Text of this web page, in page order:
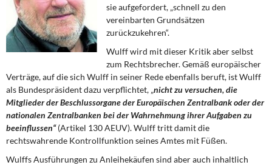
Eurokrise und Griechenland
DIE LINKE
Memo-Gruppe
Institut Solidarische Moderne
Rosa-Luxemburg-Stiftung
sie aufgefordert, „schnell zu den
vereinbarten Grundsätzen
zurückzukehren“.
Wulff wird mit dieser Kritik aber selbst
zum Rechtsbrecher. Gemäß europäischer
Ver­träge, auf die sich Wulff in seiner Rede ebenfalls beruft, ist Wulff
als Bundespräsident dazu verpflichtet, „nicht zu versuchen, die
Mitglieder der Beschlussorgane der Europäischen Zentralbank oder der
nationalen Zentralbanken bei der Wahr­nehmung ihrer Aufgaben zu
beeinflussen“(Artikel 130 AEUV). Wulff tritt damit die
rechtswahrende Kontrollfunktion seines Amtes mit Füßen.
Wulffs Ausführungen zu Anleihekäufen sind aber auch inhaltlich